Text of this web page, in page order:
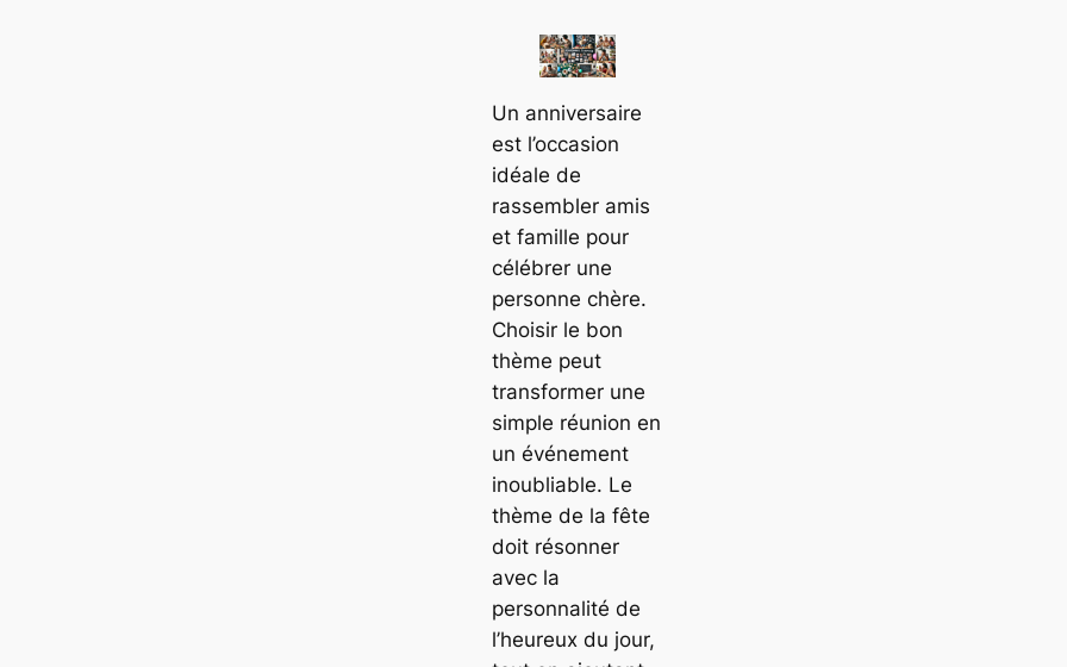
Un anniversaire
est l’occasion
idéale de
rassembler amis
et famille pour
célébrer une
personne chère.
Choisir le bon
thème peut
transformer une
simple réunion en
un événement
inoubliable. Le
thème de la fête
doit résonner
avec la
personnalité de
l’heureux du jour,